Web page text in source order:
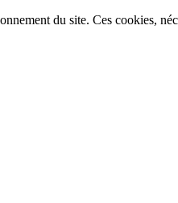
du site. Ces cookies,